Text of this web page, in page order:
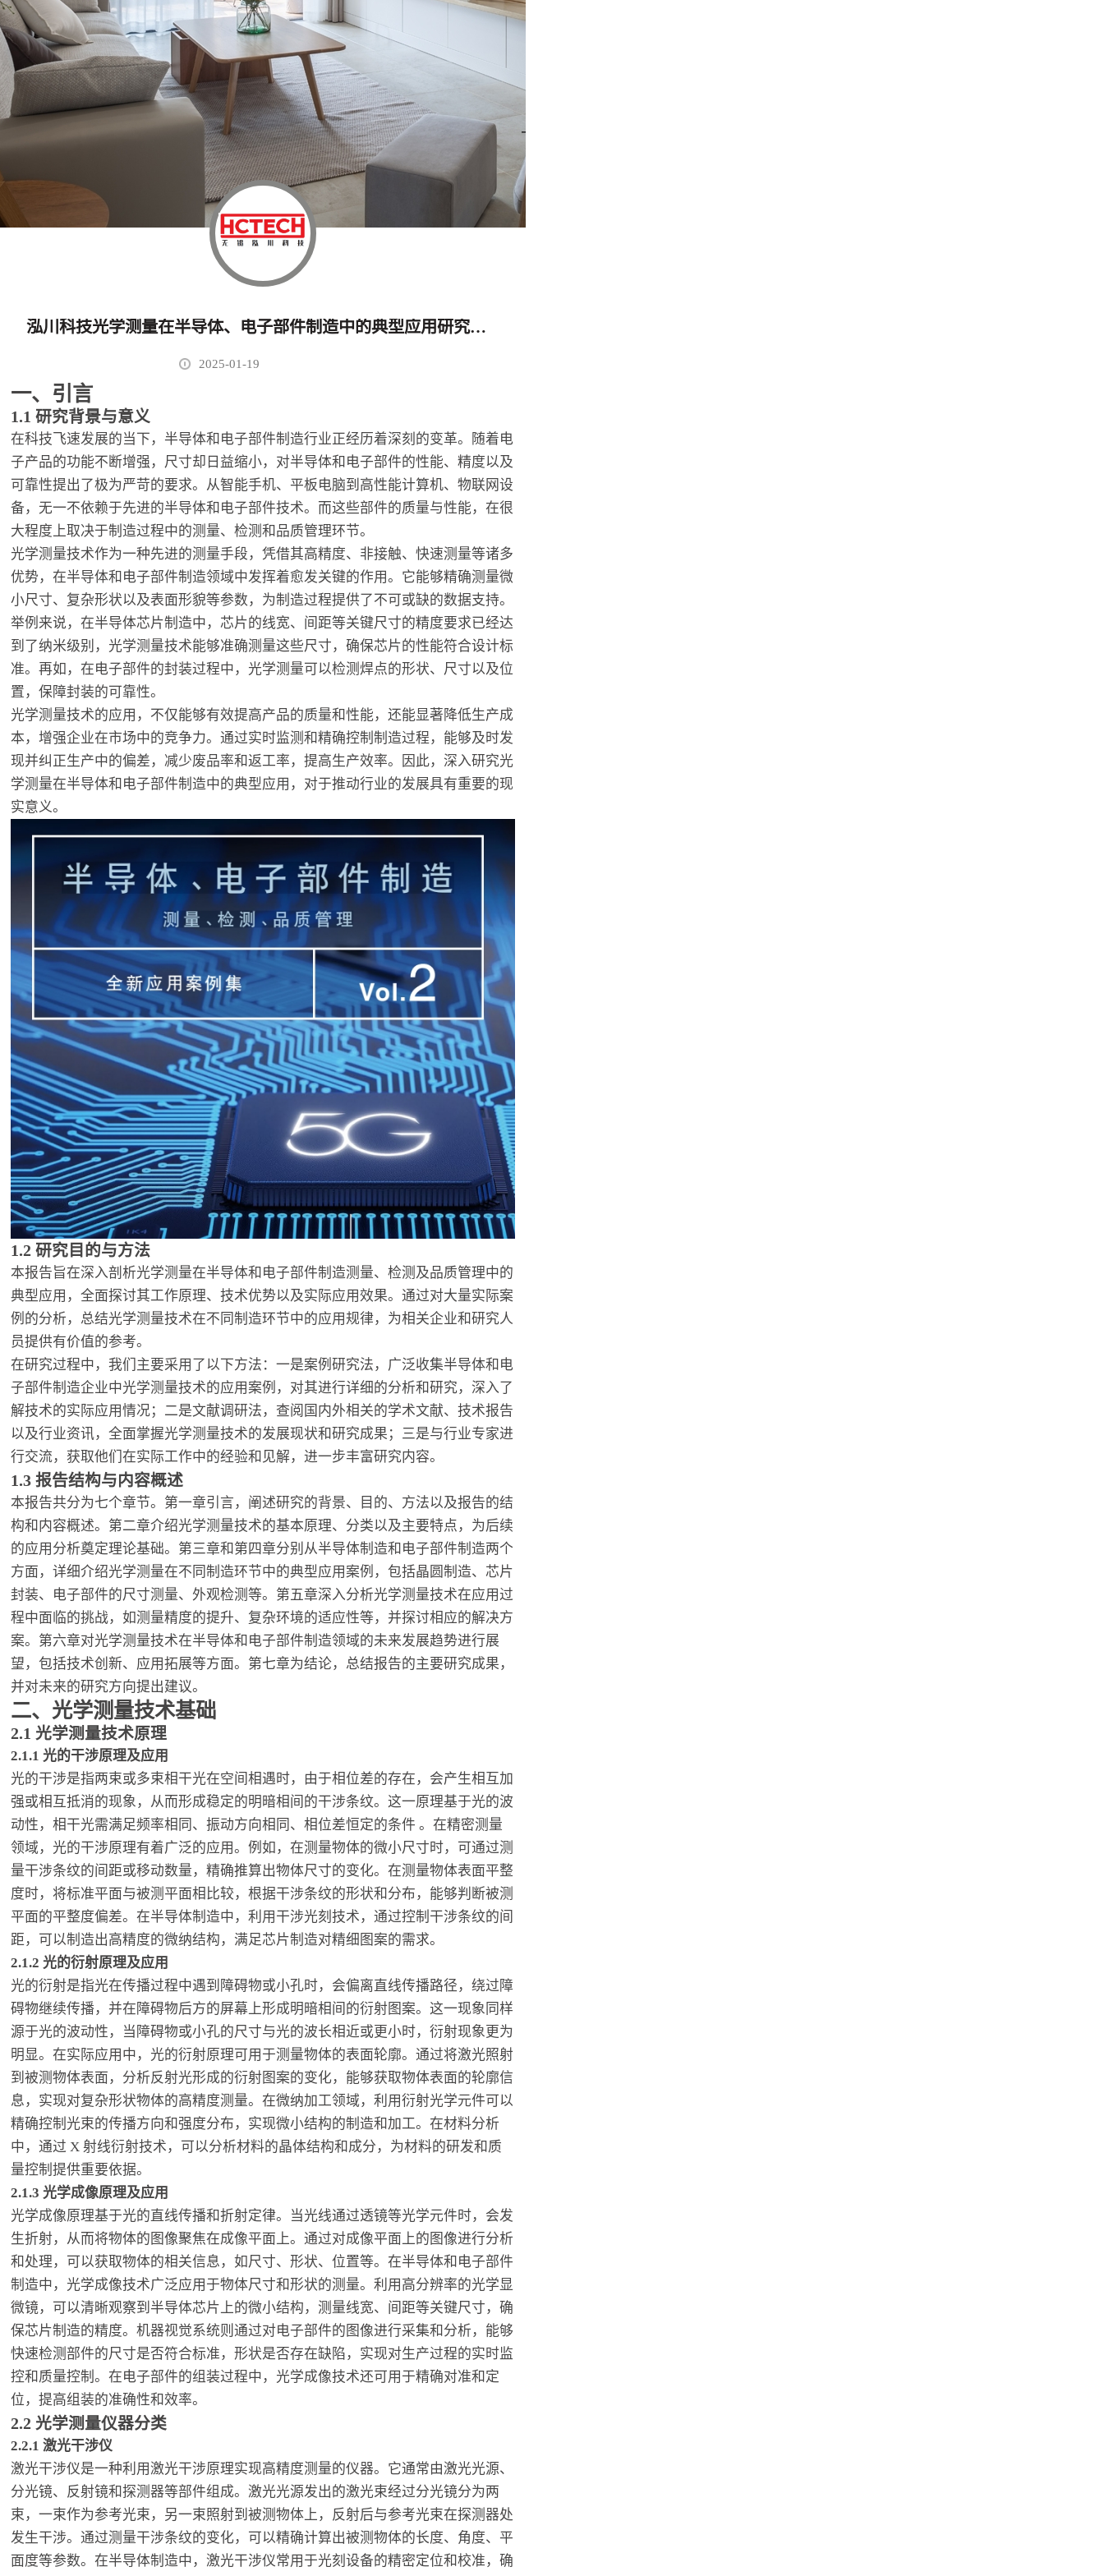
泓川科技光学测量在半导体、电子部件制造中的典型应用研究报告
2025-01-19
一、引言
1.1 研究背景与意义
在科技飞速发展的当下，半导体和电子部件制造行业正经历着深刻的变革。随着电
子产品的功能不断增强，尺寸却日益缩小，对半导体和电子部件的性能、精度以及
可靠性提出了极为严苛的要求。从智能手机、平板电脑到高性能计算机、物联网设
备，无一不依赖于先进的半导体和电子部件技术。而这些部件的质量与性能，在很
大程度上取决于制造过程中的测量、检测和品质管理环节。
光学测量技术作为一种先进的测量手段，凭借其高精度、非接触、快速测量等诸多
优势，在半导体和电子部件制造领域中发挥着愈发关键的作用。它能够精确测量微
小尺寸、复杂形状以及表面形貌等参数，为制造过程提供了不可或缺的数据支持。
举例来说，在半导体芯片制造中，芯片的线宽、间距等关键尺寸的精度要求已经达
到了纳米级别，光学测量技术能够准确测量这些尺寸，确保芯片的性能符合设计标
准。再如，在电子部件的封装过程中，光学测量可以检测焊点的形状、尺寸以及位
置，保障封装的可靠性。
光学测量技术的应用，不仅能够有效提高产品的质量和性能，还能显著降低生产成
本，增强企业在市场中的竞争力。通过实时监测和精确控制制造过程，能够及时发
现并纠正生产中的偏差，减少废品率和返工率，提高生产效率。因此，深入研究光
学测量在半导体和电子部件制造中的典型应用，对于推动行业的发展具有重要的现
实意义。
1.2 研究目的与方法
本报告旨在深入剖析光学测量在半导体和电子部件制造测量、检测及品质管理中的
典型应用，全面探讨其工作原理、技术优势以及实际应用效果。通过对大量实际案
例的分析，总结光学测量技术在不同制造环节中的应用规律，为相关企业和研究人
员提供有价值的参考。
在研究过程中，我们主要采用了以下方法：一是案例研究法，广泛收集半导体和电
子部件制造企业中光学测量技术的应用案例，对其进行详细的分析和研究，深入了
解技术的实际应用情况；二是文献调研法，查阅国内外相关的学术文献、技术报告
以及行业资讯，全面掌握光学测量技术的发展现状和研究成果；三是与行业专家进
行交流，获取他们在实际工作中的经验和见解，进一步丰富研究内容。
1.3 报告结构与内容概述
本报告共分为七个章节。第一章引言，阐述研究的背景、目的、方法以及报告的结
构和内容概述。第二章介绍光学测量技术的基本原理、分类以及主要特点，为后续
的应用分析奠定理论基础。第三章和第四章分别从半导体制造和电子部件制造两个
方面，详细介绍光学测量在不同制造环节中的典型应用案例，包括晶圆制造、芯片
封装、电子部件的尺寸测量、外观检测等。第五章深入分析光学测量技术在应用过
程中面临的挑战，如测量精度的提升、复杂环境的适应性等，并探讨相应的解决方
案。第六章对光学测量技术在半导体和电子部件制造领域的未来发展趋势进行展
望，包括技术创新、应用拓展等方面。第七章为结论，总结报告的主要研究成果，
并对未来的研究方向提出建议。
二、光学测量技术基础
2.1 光学测量技术原理
2.1.1 光的干涉原理及应用
光的干涉是指两束或多束相干光在空间相遇时，由于相位差的存在，会产生相互加
强或相互抵消的现象，从而形成稳定的明暗相间的干涉条纹。这一原理基于光的波
动性，相干光需满足频率相同、振动方向相同、相位差恒定的条件 。在精密测量
领域，光的干涉原理有着广泛的应用。例如，在测量物体的微小尺寸时，可通过测
量干涉条纹的间距或移动数量，精确推算出物体尺寸的变化。在测量物体表面平整
度时，将标准平面与被测平面相比较，根据干涉条纹的形状和分布，能够判断被测
平面的平整度偏差。在半导体制造中，利用干涉光刻技术，通过控制干涉条纹的间
距，可以制造出高精度的微纳结构，满足芯片制造对精细图案的需求。
2.1.2 光的衍射原理及应用
光的衍射是指光在传播过程中遇到障碍物或小孔时，会偏离直线传播路径，绕过障
碍物继续传播，并在障碍物后方的屏幕上形成明暗相间的衍射图案。这一现象同样
源于光的波动性，当障碍物或小孔的尺寸与光的波长相近或更小时，衍射现象更为
明显。在实际应用中，光的衍射原理可用于测量物体的表面轮廓。通过将激光照射
到被测物体表面，分析反射光形成的衍射图案的变化，能够获取物体表面的轮廓信
息，实现对复杂形状物体的高精度测量。在微纳加工领域，利用衍射光学元件可以
精确控制光束的传播方向和强度分布，实现微小结构的制造和加工。在材料分析
中，通过 X 射线衍射技术，可以分析材料的晶体结构和成分，为材料的研发和质
量控制提供重要依据。
2.1.3 光学成像原理及应用
光学成像原理基于光的直线传播和折射定律。当光线通过透镜等光学元件时，会发
生折射，从而将物体的图像聚焦在成像平面上。通过对成像平面上的图像进行分析
和处理，可以获取物体的相关信息，如尺寸、形状、位置等。在半导体和电子部件
制造中，光学成像技术广泛应用于物体尺寸和形状的测量。利用高分辨率的光学显
微镜，可以清晰观察到半导体芯片上的微小结构，测量线宽、间距等关键尺寸，确
保芯片制造的精度。机器视觉系统则通过对电子部件的图像进行采集和分析，能够
快速检测部件的尺寸是否符合标准，形状是否存在缺陷，实现对生产过程的实时监
控和质量控制。在电子部件的组装过程中，光学成像技术还可用于精确对准和定
位，提高组装的准确性和效率。
2.2 光学测量仪器分类
2.2.1 激光干涉仪
激光干涉仪是一种利用激光干涉原理实现高精度测量的仪器。它通常由激光光源、
分光镜、反射镜和探测器等部件组成。激光光源发出的激光束经过分光镜分为两
束，一束作为参考光束，另一束照射到被测物体上，反射后与参考光束在探测器处
发生干涉。通过测量干涉条纹的变化，可以精确计算出被测物体的长度、角度、平
面度等参数。在半导体制造中，激光干涉仪常用于光刻设备的精密定位和校准，确